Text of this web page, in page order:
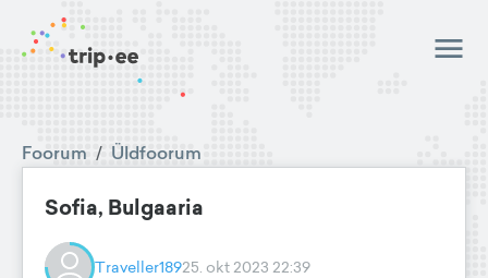
Foorum / Üldfoorum
Sofia, Bulgaaria
Traveller18925. okt 2023 22:39